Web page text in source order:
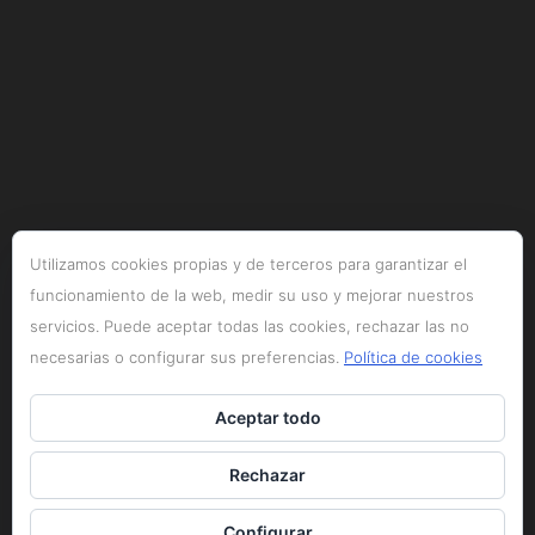
Utilizamos cookies propias y de terceros para garantizar el
funcionamiento de la web, medir su uso y mejorar nuestros
servicios. Puede aceptar todas las cookies, rechazar las no
necesarias o configurar sus preferencias. Política de cookies
Aceptar todo
Rechazar